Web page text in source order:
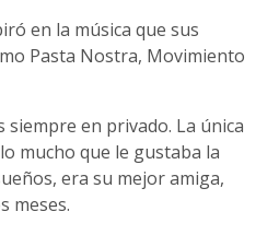
en la música que sus
Pasta Nostra, Movimiento
siempre en privado. La única
mucho que le gustaba la
era su mejor amiga,
meses.